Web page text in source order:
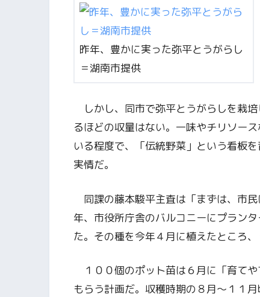
昨年、豊かに実った弥平とうがらし
＝湖南市提供
しかし、同市で弥平とうがらしを栽
るほどの収量はない。一味やチリソー
いる程度で、「伝統野菜」という看板
実情だ。
同課の藤本駿平主査は「まずは、市
年、市役所庁舎のバルコニーにプラン
た。その種を今年４月に植えたところ
１００個のポット苗は６月に「育て
もらう計画だ。収穫時期の８月～１１